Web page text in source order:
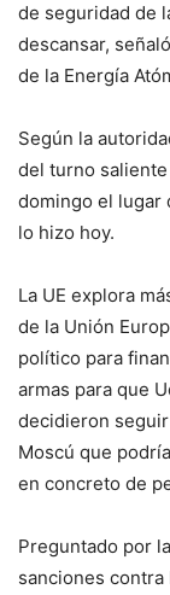
de seguridad de
descansar,
de la Energía
Según la
del turno
domingo el lugar
lo hizo hoy.
La UE explora
de la Unión
político para
armas para que
decidieron
Moscú que
en concreto de
Preguntado por
sanciones contra